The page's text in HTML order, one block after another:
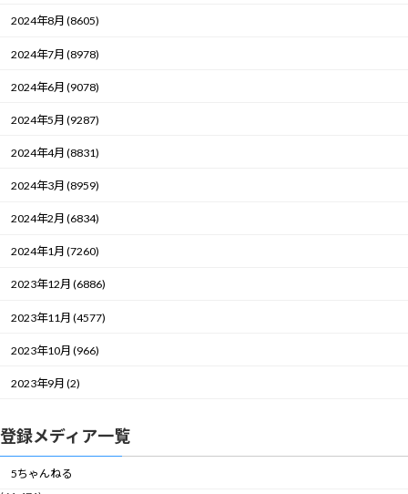
2024年8月 (8605)
2024年7月 (8978)
2024年6月 (9078)
2024年5月 (9287)
2024年4月 (8831)
2024年3月 (8959)
2024年2月 (6834)
2024年1月 (7260)
2023年12月 (6886)
2023年11月 (4577)
2023年10月 (966)
2023年9月 (2)
登録メディア一覧
5ちゃんねる